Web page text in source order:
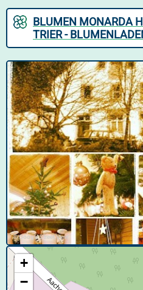
BLUMEN MONARDA
TRIER -
© Google Street View
+
−